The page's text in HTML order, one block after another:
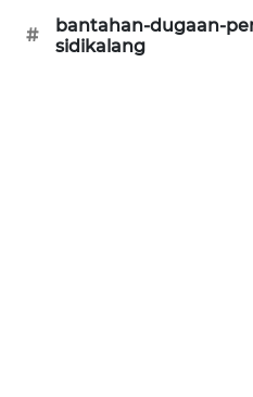
#
bantahan-dugaan-
sidikalang